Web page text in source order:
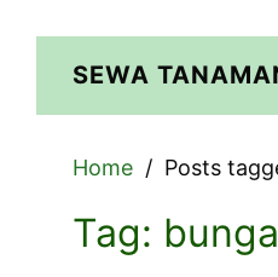
SEWA
Home Posts
Tag: